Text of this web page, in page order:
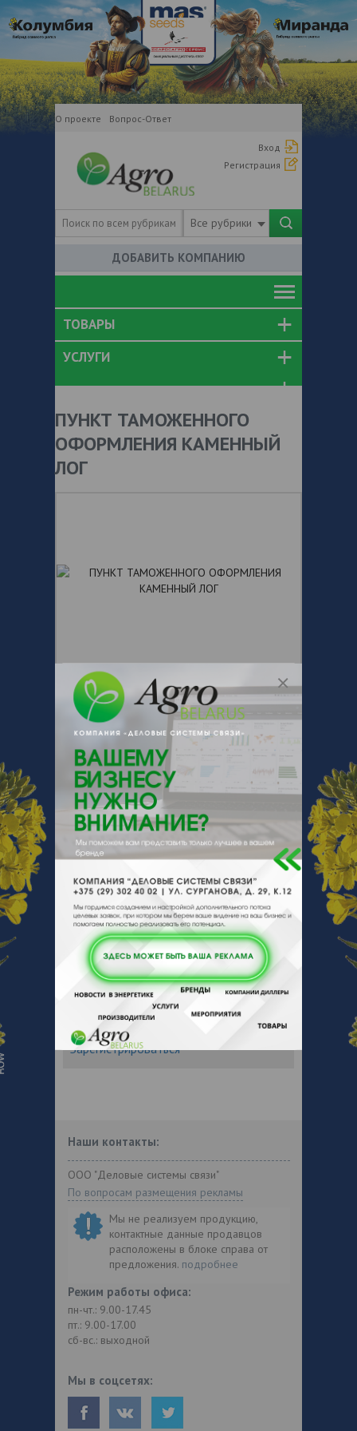
О проекте Вопрос-Ответ
Вход
Регистрация
Все рубрики
ДОБАВИТЬ КОМПАНИЮ
ТОВАРЫ
УСЛУГИ
ПУНКТ ТАМОЖЕННОГО
ОФОРМЛЕНИЯ КАМЕННЫЙ
ЛОГ
+ 375Показать телефоны
e-mail:a:2:{s:5:"VALUE";a:0:
{}s:11:"DESCRIPTION";a:0:{}}
231105, , , , Ошмянский р-н, д
Муравьевка
Отзывы Еще
Отзывы
Чтобы оставить комментарий или
выставить рейтинг, нужно
или
Зарегистрироваться
Наши контакты:
ООО "Деловые системы связи"
По вопросам размещения рекламы
Мы не реализуем продукцию,
контактные данные продавцов
расположены в блоке справа от
предложения. подробнее
Режим работы офиса:
пн-чт.: 9.00-17.45
пт.: 9.00-17.00
сб-вс.: выходной
Мы в соцсетях: